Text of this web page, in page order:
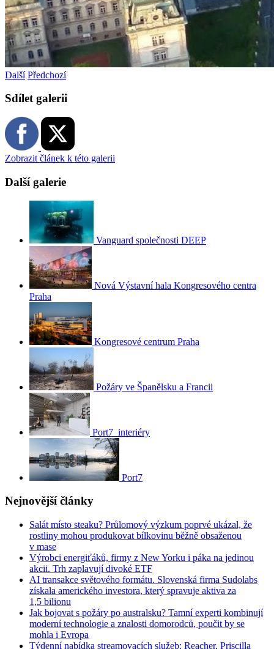
Další Předchozí
Sdílet galerii
Zobrazit článek k této galerii
Další galerie
Vanguard společnosti DEEP
Nová Výstavní hala Kongresového centra
Praha
Kongresové centrum Praha
Požáry ve Španělsku a Francii
Port7_interiéry
Port7
Nejnovější články
Salát místo steaku? Průlomový výzkum poprvé ukázal, že
rostliny mohou produkovat bílkovinu běžně obsaženou
v mase
Výrobci energiťáků, firmy z New Yorku i páka na jedinou
akcii. Trh zaplavují divoké ETF
AI transakce světového formátu. Slovenská firma Sudolabs
získala amerického investora, který spravuje aktiva za
1,5 bilionu
Jak bojovat s požáry po australsku? Tamní experti kombinují
moderní technologie a znalosti domorodců, poučit by se
mohla i Evropa
Týdenní nabídka streamovacích služeb: Reacher, Priscilla